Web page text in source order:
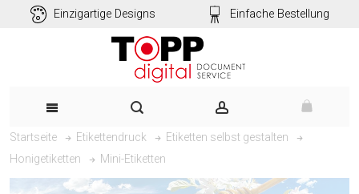
Einzigartige Designs Einfache Bestellung
Startseite Etikettendruck
Etiketten selbst gestalten
Honigetiketten
Mini-Etiketten